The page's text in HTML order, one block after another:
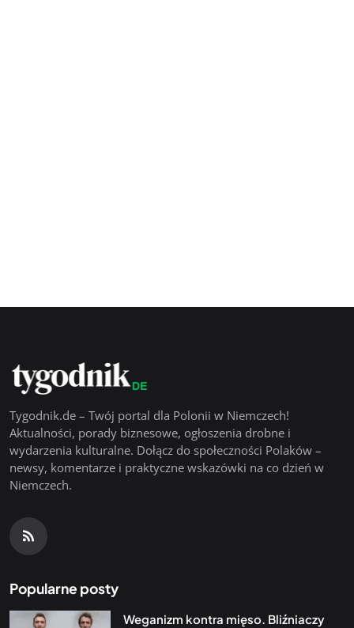
Tygodnik.de – Twój portal dla Polonii w Niemczech!
Aktualności, porady biznesowe, ogłoszenia drobne i
wydarzenia kulturalne. Dołącz do społeczności Polaków –
newsy, komentarze i praktyczne wskazówki na co dzień w
Niemczech.
Popularne posty
Weganizm kontra mięso. Bliźniaczy